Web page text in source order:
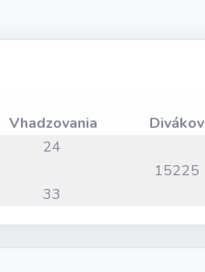
Vhadzovania
Divákov
24
15225
33